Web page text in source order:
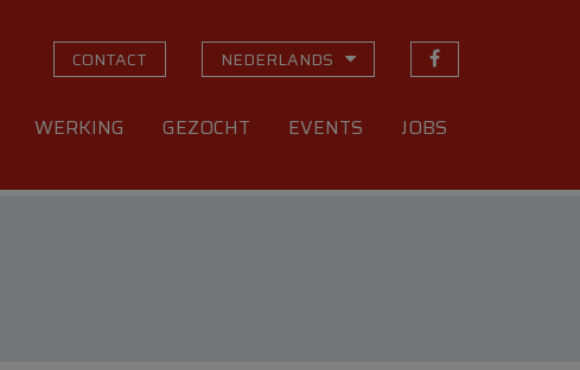
CONTACT NEDERLANDS
WERKING GEZOCHT EVENTS JOBS